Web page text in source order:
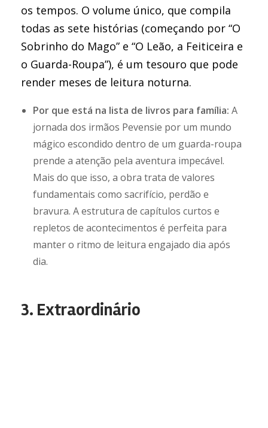
os tempos. O volume único, que compila
todas as sete histórias (começando por “O
Sobrinho do Mago” e “O Leão, a Feiticeira e
o Guarda-Roupa”), é um tesouro que pode
render meses de leitura noturna.
Por que está na lista de livros para família: A
jornada dos irmãos Pevensie por um mundo
mágico escondido dentro de um guarda-roupa
prende a atenção pela aventura impecável.
Mais do que isso, a obra trata de valores
fundamentais como sacrifício, perdão e
bravura. A estrutura de capítulos curtos e
repletos de acontecimentos é perfeita para
manter o ritmo de leitura engajado dia após
dia.
3. Extraordinário